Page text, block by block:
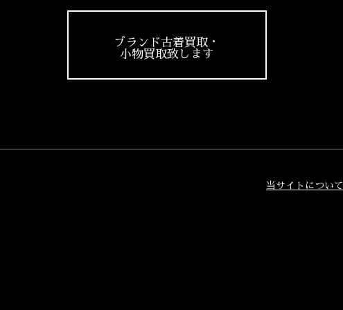
ブランド古着買取・
小物買取致します
当サイトについて